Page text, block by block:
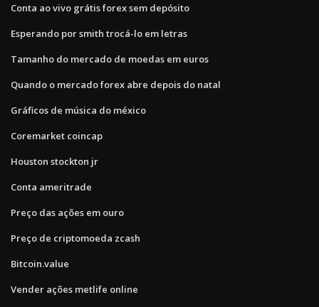
Conta ao vivo grátis forex sem depósito
Esperando por smith trocá-lo em letras
Tamanho do mercado de moedas em euros
Quando o mercado forex abre depois do natal
Gráficos de música do méxico
Coremarket coincap
Houston stockton jr
Conta ameritrade
Preço das ações em ouro
Preço de criptomoeda zcash
Bitcoin.value
Vender ações metlife online